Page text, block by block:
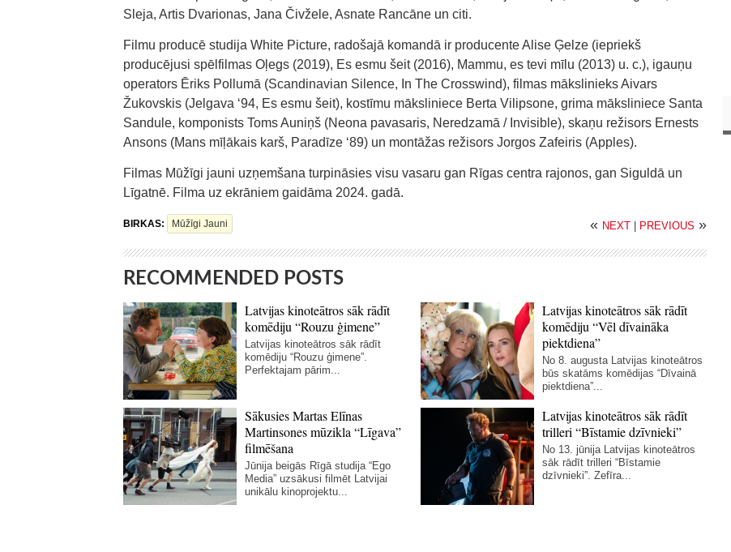
Sleja, Artis Dvarionas, Jana Čivžele, Asnate Rancāne un citi.
Filmu producē studija White Picture, radošajā komandā ir producente Alise Ģelze (iepriekš
producējusi spēlfilmas Oļegs (2019), Es esmu šeit (2016), Mammu, es tevi mīlu (2013) u. c.), igauņu
operators Ēriks Pollumā (Scandinavian Silence, In The Crosswind), filmas mākslinieks Aivars
Žukovskis (Jelgava ‘94, Es esmu šeit), kostīmu māksliniece Berta Vilipsone, grima māksliniece Santa
Sandule, komponists Toms Auniņš (Neona pavasaris, Neredzamā / Invisible), skaņu režisors Ernests
Ansons (Mans mīļākais karš, Paradīze ‘89) un montāžas režisors Jorgos Zafeiris (Apples).
Filmas Mūžīgi jauni uzņemšana turpināsies visu vasaru gan Rīgas centra rajonos, gan Siguldā un
Līgatnē. Filma uz ekrāniem gaidāma 2024. gadā.
BIRKAS: Mūžīgi Jauni « NEXT PREVIOUS »
RECOMMENDED POSTS
Latvijas kinoteātros sāk rādīt
komēdiju “Rouzu ģimene”
Latvijas kinoteātros sāk rādīt
komēdiju “Rouzu ģimene”.
Perfektajam pārim...
Latvijas kinoteātros sāk rādīt
komēdiju “Vēl dīvaināka
piektdiena”
No 8. augusta Latvijas kinoteātros
būs skatāms komēdijas “Dīvainā
piektdiena”...
Sākusies Martas Elīnas
Martinsones mūzikla “Līgava”
filmēšana
Jūnija beigās Rīgā studija “Ego
Media” uzsākusi filmēt Latvijai
unikālu kinoprojektu...
Latvijas kinoteātros sāk rādīt
trilleri “Bīstamie dzīvnieki”
No 13. jūnija Latvijas kinoteātros
sāk rādīt trilleri “Bīstamie
dzīvnieki”. Zefīra...